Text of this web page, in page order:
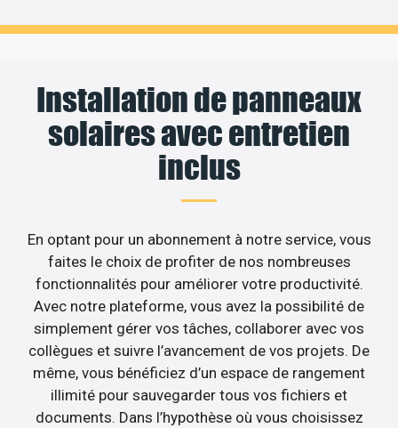
Installation de panneaux
solaires avec entretien
inclus
En optant pour un abonnement à notre service, vous
faites le choix de profiter de nos nombreuses
fonctionnalités pour améliorer votre productivité.
Avec notre plateforme, vous avez la possibilité de
simplement gérer vos tâches, collaborer avec vos
collègues et suivre l’avancement de vos projets. De
même, vous bénéficiez d’un espace de rangement
illimité pour sauvegarder tous vos fichiers et
documents. Dans l’hypothèse où vous choisissez